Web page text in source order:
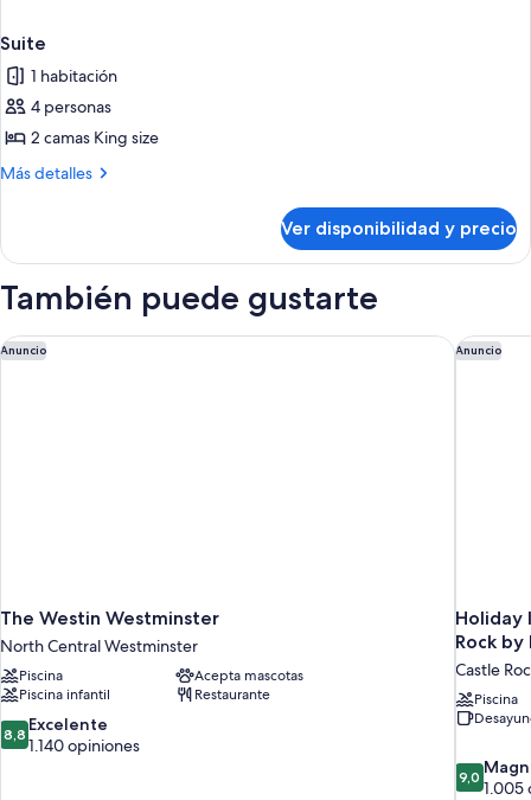
Suite
1 habitación
4 personas
2 camas King size
Más detalles
Más
Ver disponibilidad y precio
También puede gustarte
Anuncio
The Westin Westminster
North Central Westminster
Piscina
Acepta mascotas
Piscina infantil
Restaurante
8.8
de
8,8 Excelente
1.140 opiniones
The Westin Westminster Anuncio
Holiday
Rock by
Castle
Piscina
9.0
de
9,0
1.005
Holiday